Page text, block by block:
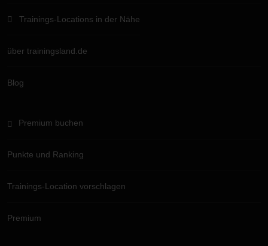
Trainings-Locations in der Nähe
über trainingsland.de
Blog
Premium buchen
Punkte und Ranking
Trainings-Location vorschlagen
Premium